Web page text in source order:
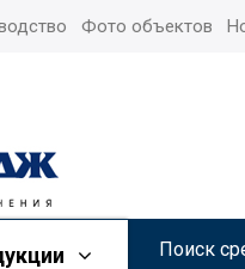
Фото объектов